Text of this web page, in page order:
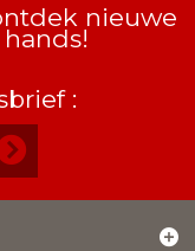
nieuwe
: